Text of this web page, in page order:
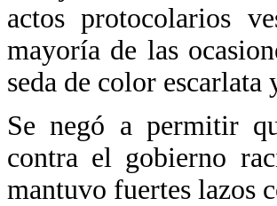
actos protocolarios
mayoría de las
seda de color escarlata
Se negó a permitir
contra el gobierno
mantuvo fuertes lazos